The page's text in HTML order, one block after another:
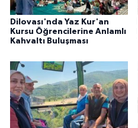
Dilovası'nda Yaz Kur'an
Kursu Öğrencilerine Anlamlı
Kahvaltı Buluşması